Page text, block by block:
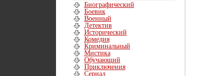
Биографический
Боевик
Военный
Детектив
Исторический
Комедия
Криминальный
Мистика
Обучающий
Приключения
Сериал